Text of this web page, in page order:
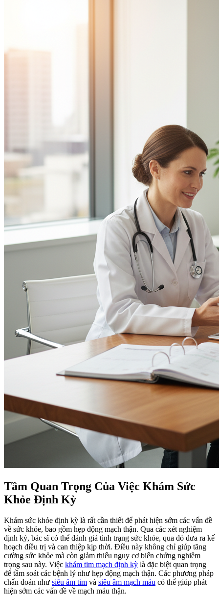
Tầm Quan Trọng Của Việc Khám Sức
Khỏe Định Kỳ
Khám sức khỏe định kỳ là rất cần thiết để phát hiện sớm các vấn đề
về sức khỏe, bao gồm hẹp động mạch thận. Qua các xét nghiệm
định kỳ, bác sĩ có thể đánh giá tình trạng sức khỏe, qua đó đưa ra kế
hoạch điều trị và can thiệp kịp thời. Điều này không chỉ giúp tăng
cường sức khỏe mà còn giảm thiểu nguy cơ biến chứng nghiêm
trọng sau này. Việc khám tim mạch định kỳ là đặc biệt quan trọng
để tầm soát các bệnh lý như hẹp động mạch thận. Các phương pháp
chẩn đoán như siêu âm tim và siêu âm mạch máu có thể giúp phát
hiện sớm các vấn đề về mạch máu thận.